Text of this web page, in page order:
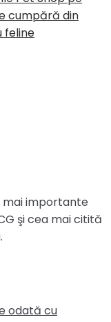
cumpără din
feline
mai importante
şi cea mai citită
odată cu